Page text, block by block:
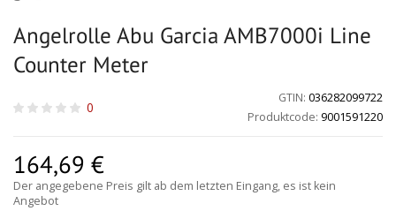
Angelrolle Abu Garcia AMB7000i Line
Counter Meter
GTIN: 036282099722
Produktcode: 9001591220
0
164,69 €
Der angegebene Preis gilt ab dem letzten Eingang, es ist kein
Angebot